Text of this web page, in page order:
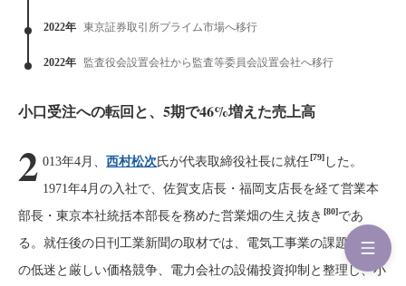
2022年 東京証券取引所プライム市場へ移行
2022年 監査役会設置会社から監査等委員会設置会社へ移行
小口受注への転回と、5期で46%増えた売上高
2 013年4月、西村松次氏が代表取締役社長に就任[79] した。
1971年4月の入社で、佐賀支店長・福岡支店長を経て営業本
部長・東京本社統括本部長を務めた営業畑の生え抜き [80]であ
る。就任後の日刊工業新聞の取材では、電気工事業の課題を需要
の低迷と厳しい価格競争、電力会社の設備投資抑制と整理し、小